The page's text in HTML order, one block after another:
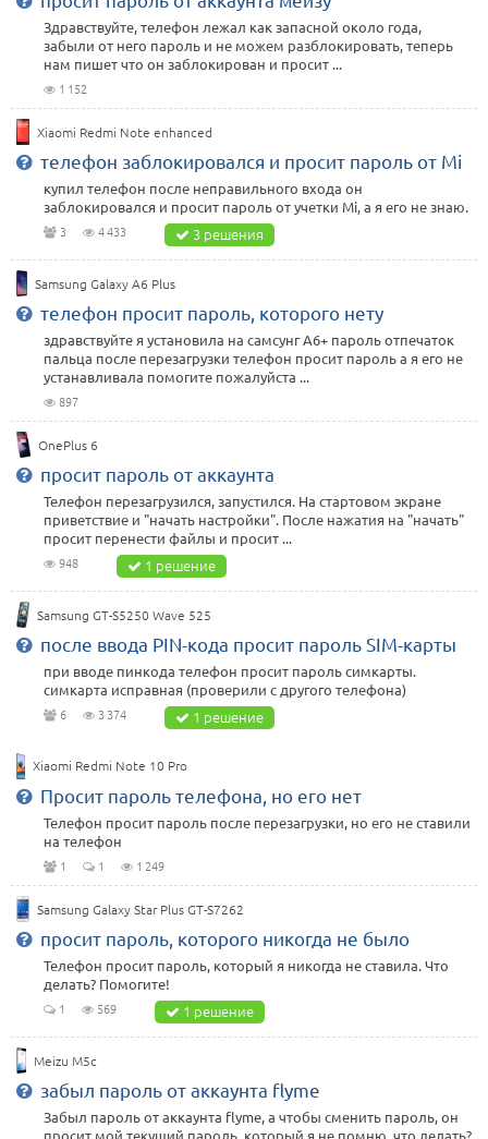
Здравствуйте, телефон лежал как запасной около года,
забыли от него пароль и не можем разблокировать, теперь
нам пишет что он заблокирован и просит ...
1 152
Xiaomi Redmi Note enhanced
телефон заблокировался и просит пароль от Mi
купил телефон после неправильного входа он
заблокировался и просит пароль от учетки Mi, а я его не знаю.
3 4 433 3 решения
Samsung Galaxy A6 Plus
телефон просит пароль, которого нету
здравствуйте я установила на самсунг А6+ пароль отпечаток
пальца после перезагрузки телефон просит пароль а я его не
устанавливала помогите пожалуйста ...
897
OnePlus 6
просит пароль от аккаунта
Телефон перезагрузился, запустился. На стартовом экране
приветствие и "начать настройки". После нажатия на "начать"
просит перенести файлы и просит ...
948 1 решение
Samsung GT-S5250 Wave 525
после ввода PIN-кода просит пароль SIM-карты
при вводе пинкода телефон просит пароль симкарты.
симкарта исправная (проверили с другого телефона)
6 3 374 1 решение
Xiaomi Redmi Note 10 Pro
Просит пароль телефона, но его нет
Телефон просит пароль после перезагрузки, но его не ставили
на телефон
1 1 1 249
Samsung Galaxy Star Plus GT-S7262
просит пароль, которого никогда не было
Телефон просит пароль, который я никогда не ставила. Что
делать? Помогите!
1 569 1 решение
Meizu M5c
забыл пароль от аккаунта flyme
Забыл пароль от аккаунта flyme, а чтобы сменить пароль, он
просит мой текущий пароль, который я не помню, что делать?